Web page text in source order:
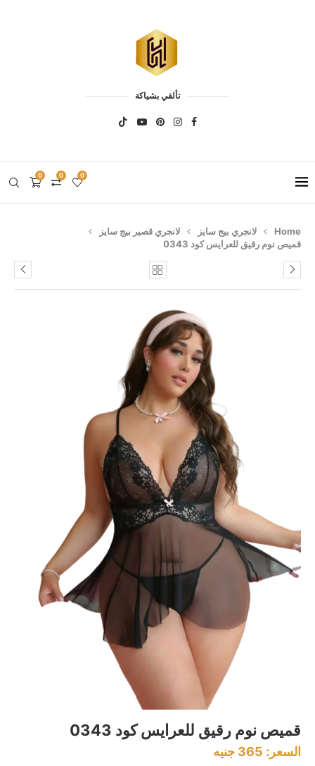
تألقي بشياكة
0 0 0
Home لانجري بيج سايز
لانجري قصير بيج سايز
قميص نوم رقيق للعرايس كود 0343
قميص نوم رقيق للعرايس كود 0343
السعر: 365 جنيه